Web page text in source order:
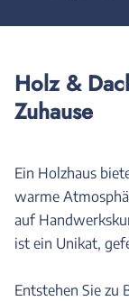
Holz &
Zuhause
Ein Holzhaus
warme
auf
ist ein Unikat,
Entstehen Sie zu